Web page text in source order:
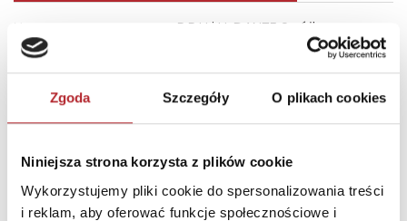
Zgoda Szczegóły O plikach cookies
Niniejsza strona korzysta z plików cookie
Wykorzystujemy pliki cookie do spersonalizowania treści
i reklam, aby oferować funkcje społecznościowe i
P.P.U i H. DANTE Spółka z
INNI KLIENCI KUPOWALI